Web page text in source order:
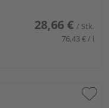
28,66 € / Stk.
76,43 € / l